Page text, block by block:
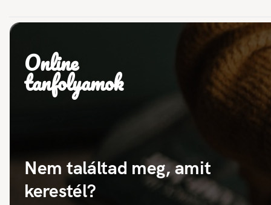
Online
tanfolyamok
Nem találtad meg, amit
kerestél?